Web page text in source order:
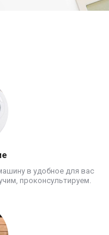
в удобное для вас
проконсультируем.